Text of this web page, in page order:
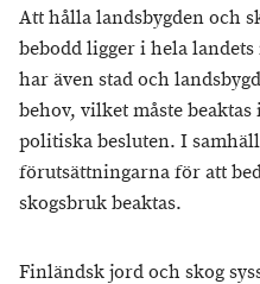
Att hålla landsbygden och
bebodd ligger i hela
har även stad och
behov, vilket måste
politiska besluten. I
förutsättningarna för att
skogsbruk beaktas.
Finländsk jord och skog